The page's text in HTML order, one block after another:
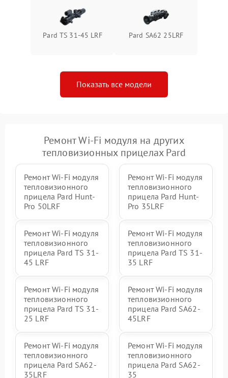
Pard TS 31-45 LRF Pard SA62 25LRF
Показать все модели
Ремонт Wi-Fi модуля на других
тепловизионных прицелах Pard
Ремонт Wi-Fi модуля
тепловизионного
прицела Pard Hunt-
Pro 50LRF
Ремонт Wi-Fi модуля
тепловизионного
прицела Pard Hunt-
Pro 35LRF
Ремонт Wi-Fi модуля
тепловизионного
прицела Pard TS 31-
45 LRF
Ремонт Wi-Fi модуля
тепловизионного
прицела Pard TS 31-
35 LRF
Ремонт Wi-Fi модуля
тепловизионного
прицела Pard TS 31-
25 LRF
Ремонт Wi-Fi модуля
тепловизионного
прицела Pard SA62-
45LRF
Ремонт Wi-Fi модуля
тепловизионного
прицела Pard SA62-
35LRF
Ремонт Wi-Fi модуля
тепловизионного
прицела Pard SA62-
35